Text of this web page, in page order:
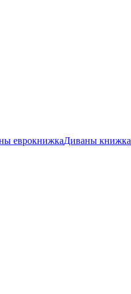
еврокнижкаДиваны книжка